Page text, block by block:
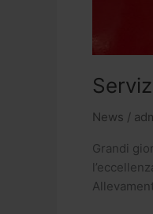
News /
Grandi